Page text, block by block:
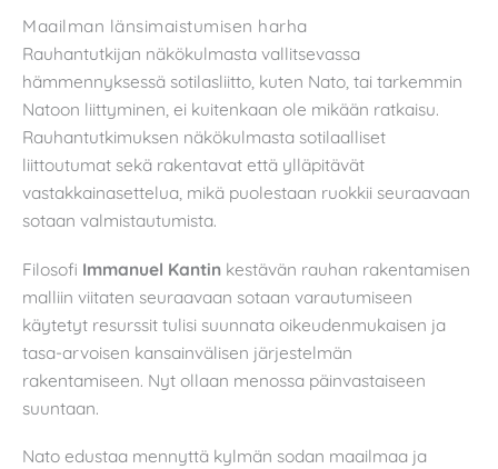
Maailman länsimaistumisen harha
Rauhantutkijan näkökulmasta vallitsevassa
hämmennyksessä sotilasliitto, kuten Nato, tai tarkemmin
Natoon liittyminen, ei kuitenkaan ole mikään ratkaisu.
Rauhantutkimuksen näkökulmasta sotilaalliset
liittoutumat sekä rakentavat että ylläpitävät
vastakkainasettelua, mikä puolestaan ruokkii seuraavaan
sotaan valmistautumista.
Filosofi Immanuel Kantin kestävän rauhan rakentamisen
malliin viitaten seuraavaan sotaan varautumiseen
käytetyt resurssit tulisi suunnata oikeudenmukaisen ja
tasa-arvoisen kansainvälisen järjestelmän
rakentamiseen. Nyt ollaan menossa päinvastaiseen
suuntaan.
Nato edustaa mennyttä kylmän sodan maailmaa ja